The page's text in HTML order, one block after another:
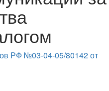
РФ №03-04-05/80142 от